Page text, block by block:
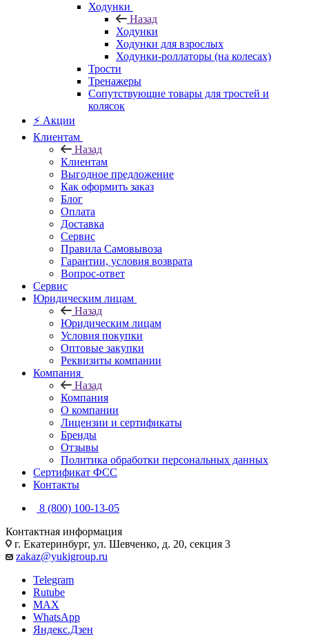
Ходунки
Назад
Ходунки
Ходунки для взрослых
Ходунки-роллаторы (на колесах)
Трости
Тренажеры
Сопутствующие товары для тростей и
колясок
⚡ Акции
Клиентам
Назад
Клиентам
Выгодное предложение
Как оформить заказ
Блог
Оплата
Доставка
Сервис
Правила Самовывоза
Гарантии, условия возврата
Вопрос-ответ
Сервис
Юридическим лицам
Назад
Юридическим лицам
Условия покупки
Оптовые закупки
Реквизиты компании
Компания
Назад
Компания
О компании
Лицензии и сертификаты
Бренды
Отзывы
Политика обработки персональных данных
Сертификат ФСС
Контакты
8 (800) 100-13-05
Контактная информация
г. Екатеринбург, ул. Шевченко, д. 20, секция 3
zakaz@yukigroup.ru
Telegram
Rutube
MAX
WhatsApp
Яндекс.Дзен